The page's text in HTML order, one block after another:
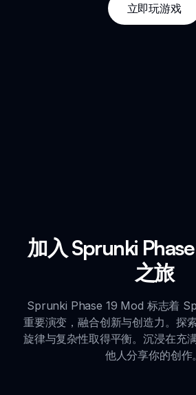
立即玩游戏
加入 Sprunki
之旅
Sprunki Phase 19 Mod 标志着
重要演变，融合创新与创造力。探
旋律与复杂性取得平衡。沉浸在充
他人分享你的创作。